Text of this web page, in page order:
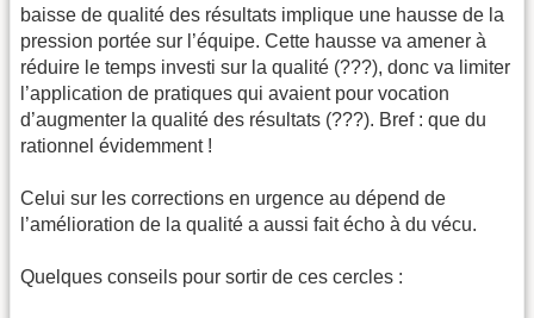
baisse de qualité des résultats implique une hausse de la
pression portée sur l’équipe. Cette hausse va amener à
réduire le temps investi sur la qualité (???), donc va limiter
l’application de pratiques qui avaient pour vocation
d’augmenter la qualité des résultats (???). Bref : que du
rationnel évidemment !
Celui sur les corrections en urgence au dépend de
l’amélioration de la qualité a aussi fait écho à du vécu.
Quelques conseils pour sortir de ces cercles :